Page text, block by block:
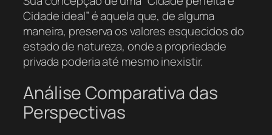
Cidade ideal” é aquela que, de alguma
maneira, preserva os valores esquecidos do
estado de natureza, onde a propriedade
privada poderia até mesmo inexistir.
Análise Comparativa das
Perspectivas